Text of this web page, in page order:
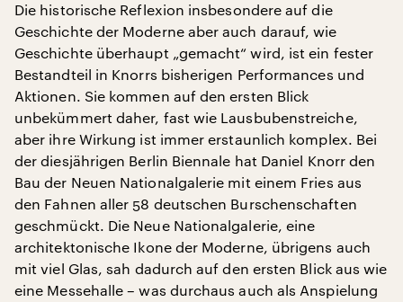
Die historische Reflexion insbesondere auf die
Geschichte der Moderne aber auch darauf, wie
Geschichte überhaupt „gemacht“ wird, ist ein fester
Bestandteil in Knorrs bisherigen Performances und
Aktionen. Sie kommen auf den ersten Blick
unbekümmert daher, fast wie Lausbubenstreiche,
aber ihre Wirkung ist immer erstaunlich komplex. Bei
der diesjährigen Berlin Biennale hat Daniel Knorr den
Bau der Neuen Nationalgalerie mit einem Fries aus
den Fahnen aller 58 deutschen Burschenschaften
geschmückt. Die Neue Nationalgalerie, eine
architektonische Ikone der Moderne, übrigens auch
mit viel Glas, sah dadurch auf den ersten Blick aus wie
eine Messehalle – was durchaus auch als Anspielung